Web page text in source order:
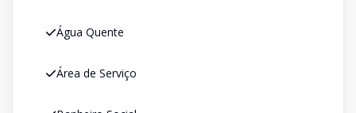
Água Quente
Área de Serviço